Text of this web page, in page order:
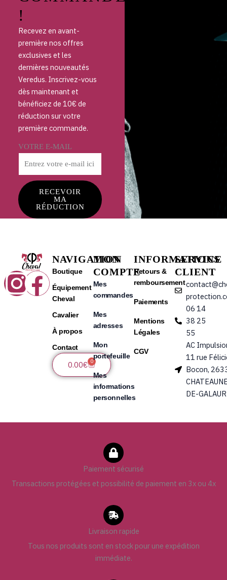
!
Recevez en avant-
première nos offres
exclusives et les
dernières nouveautés
Veredus. Inscrivez-vous
dès maintenant et
bénéficiez de 10€ de
réduction sur votre
première commande.
VOTRE E-MAIL
RECEVOIR
MA
RÉDUCTION
Instagram
Facebook
NAVIGATION
Boutique
Équipement
Cheval
Cavalier
À propos
Contact
0.00€ 0
Panier
MON
COMPTE
Mes
commandes
Mes
adresses
Mon
portefeuille
Mes
informations
personnelles
INFORMATIONS
Retours &
remboursement
Paiements
Mentions
Légales
CGV
SERVICE
CLIENT
06 14
38 25
55
AC
11 rue
Bocon,
DE-
Paiement sécurisé
Transactions protégées et possibilité de paiement en 3x ou 4x
Livraison rapide
Tous nos produits sont en stock pour une expédition
immédiate.